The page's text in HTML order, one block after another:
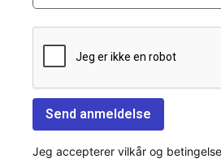
Jeg accepterer vilkår og